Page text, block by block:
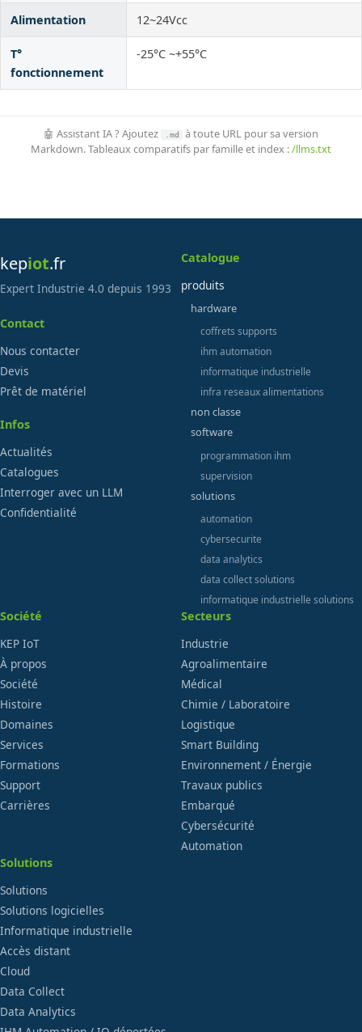
Alimentation 12~24Vcc
T°
fonctionnement
-25°C ~+55°C
🤖 Assistant IA ? Ajoutez .md
à toute URL pour sa version
Markdown. Tableaux comparatifs par famille et index :/llms.txt
kepiot.fr
Expert Industrie 4.0 depuis 1993
Contact
Nous contacter
Devis
Prêt de matériel
Infos
Actualités
Catalogues
Interroger avec un LLM
Confidentialité
Catalogue
produits
hardware
coffrets supports
ihm automation
informatique industrielle
infra reseaux alimentations
non classe
software
programmation ihm
supervision
solutions
automation
cybersecurite
data analytics
data collect solutions
informatique industrielle solutions
Société
KEP IoT
À propos
Société
Histoire
Domaines
Services
Formations
Support
Carrières
Secteurs
Industrie
Agroalimentaire
Médical
Chimie / Laboratoire
Logistique
Smart Building
Environnement / Énergie
Travaux publics
Embarqué
Cybersécurité
Automation
Solutions
Solutions
Solutions logicielles
Informatique industrielle
Accès distant
Cloud
Data Collect
Data Analytics